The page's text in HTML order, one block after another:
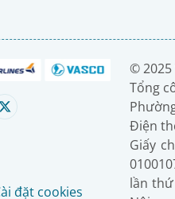
đặt cookies
© 2025
Tổng
Điện
Giấy
lần thứ